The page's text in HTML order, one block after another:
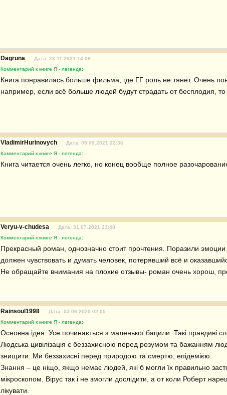
Dagruna
Дата: 23.11.2021 14:08
Комментарий к книге Я - легенда:
Книга понравилась больше фильма, где ГГ роль не тянет. Очень
например, если всё больше людей будут страдать от бесплодия, то
VladimirHurinovych
Дата: 09.09.2021 22:36
Комментарий к книге Я - легенда:
Книга читается очень легко, но конец вообще полное
Veryu-v-chudesa
Дата: 31.07.2021 23:48
Комментарий к книге Я - легенда:
Прекрасный роман, однозначно стоит прочтения. Поразили
должен чувствовать и думать человек, потерявший всё и
Не обращайте внимания на плохие отзывы- роман очень хорош,
Rainsoul1998
Дата: 03.06.2020 02:05
Комментарий к книге Я - легенда:
Основна ідея. Усе починається з маленької бацили. Такі правдиві
Людська цивілізація є беззахисною перед розумом та бажанням
знищити. Ми беззахисні перед природою та смертю, епідемією.
Знання – це ніщо, якщо немає людей, які б могли їх правильно
мікроскопом. Вірус так і не змогли дослідити, а от коли Роберт
лікувати.